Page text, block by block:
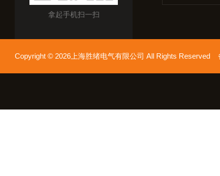
拿起手机扫一扫
Copyright © 2026上海胜绪电气有限公司 All Rights Reserved